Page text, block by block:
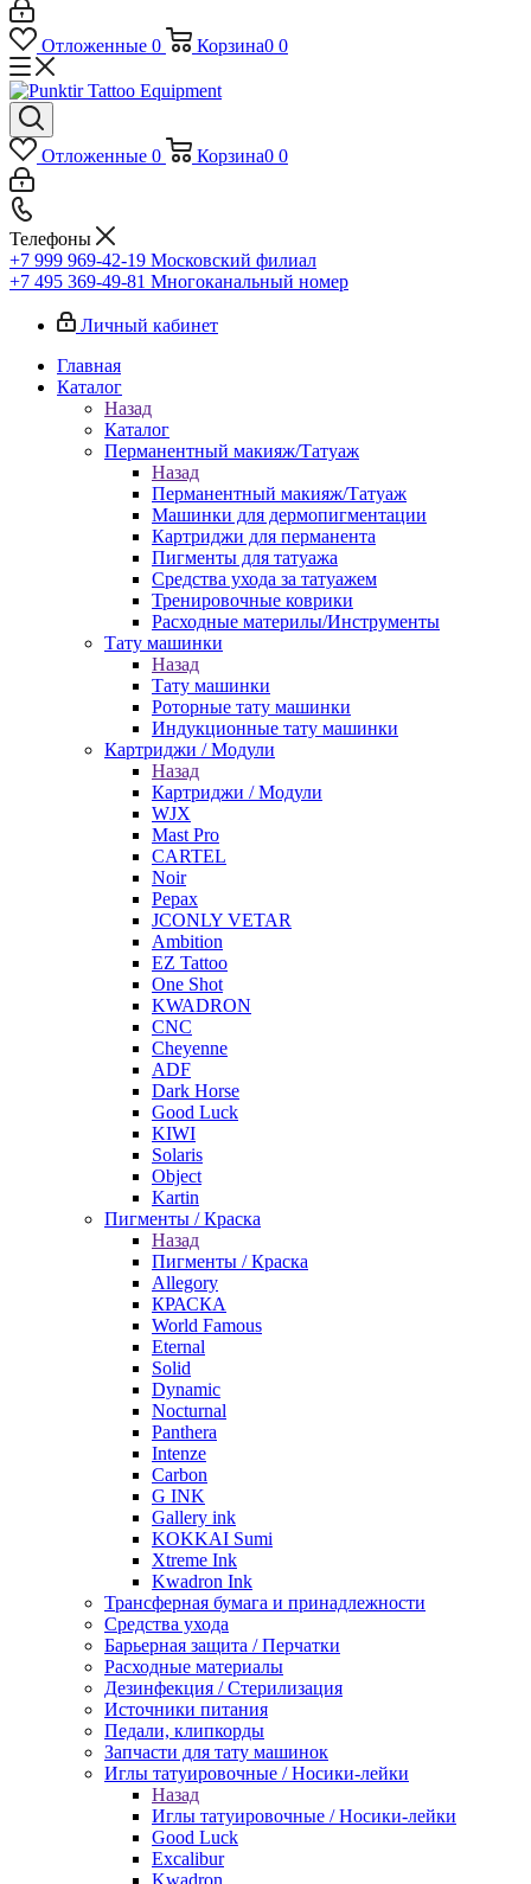
Отложенные 0 Корзина0 0
Отложенные 0 Корзина0 0
Телефоны
+7 999 969-42-19 Московский филиал
+7 495 369-49-81 Многоканальный номер
Личный кабинет
Главная
Каталог
Назад
Каталог
Перманентный макияж/Татуаж
Назад
Перманентный макияж/Татуаж
Машинки для дермопигментации
Картриджи для перманента
Пигменты для татуажа
Средства ухода за татуажем
Тренировочные коврики
Расходные материлы/Инструменты
Тату машинки
Назад
Тату машинки
Роторные тату машинки
Индукционные тату машинки
Картриджи / Модули
Назад
Картриджи / Модули
WJX
Mast Pro
CARTEL
Noir
Pepax
JCONLY VETAR
Ambition
EZ Tattoo
One Shot
KWADRON
CNC
Cheyenne
ADF
Dark Horse
Good Luck
KIWI
Solaris
Object
Kartin
Пигменты / Краска
Назад
Пигменты / Краска
Allegory
КРАСКА
World Famous
Eternal
Solid
Dynamic
Nocturnal
Panthera
Intenze
Carbon
G INK
Gallery ink
KOKKAI Sumi
Xtreme Ink
Kwadron Ink
Трансферная бумага и принадлежности
Средства ухода
Барьерная защита / Перчатки
Расходные материалы
Дезинфекция / Стерилизация
Источники питания
Педали, клипкорды
Запчасти для тату машинок
Иглы татуировочные / Носики-лейки
Назад
Иглы татуировочные / Носики-лейки
Good Luck
Excalibur
Kwadron